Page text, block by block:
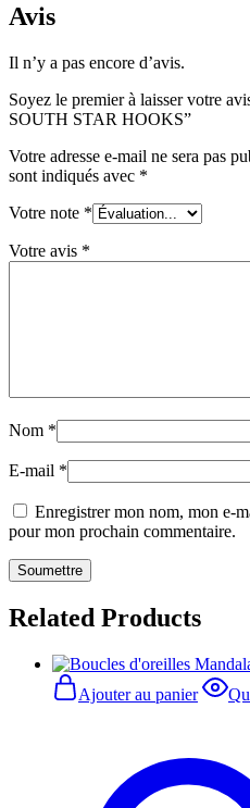
Avis
Il n’y a pas encore d’avis.
Soyez le premier à laisser votre
SOUTH STAR HOOKS”
Votre adresse e-mail ne sera pas
sont indiqués avec *
Votre note *
Votre avis *
Nom *
E-mail *
Enregistrer mon nom, mon e-
pour mon prochain commentaire.
Related Products
Ajouter au panier